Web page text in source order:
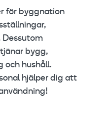
för byggnation
Dessutom
bygg,
och hushåll.
hjälper dig att